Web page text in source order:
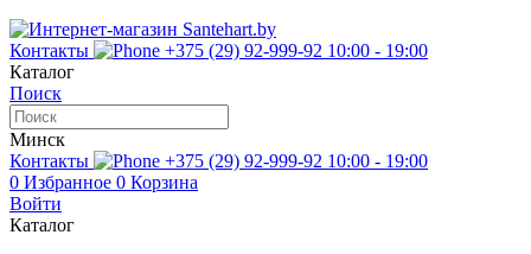
Контакты +375 (29) 92-999-92 10:00 - 19:00
Каталог
Поиск
Минск
Контакты
+375 (29) 92-999-92 10:00 - 19:00
0 Избранное 0 Корзина
Войти
Каталог